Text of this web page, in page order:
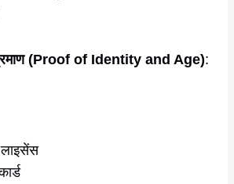
(Proof of Identity and Age):
लाइसेंस